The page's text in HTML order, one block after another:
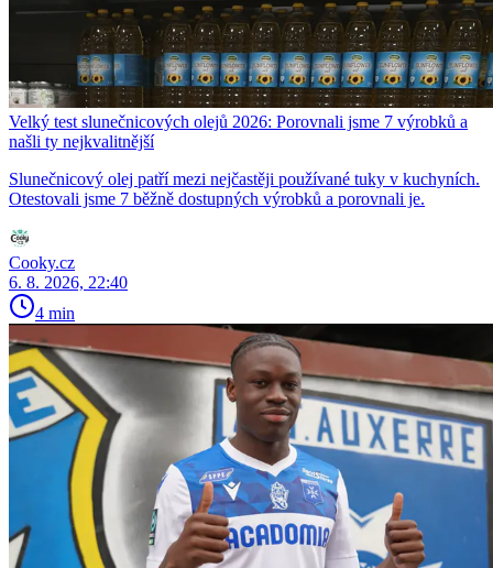
Velký test slunečnicových olejů 2026: Porovnali jsme 7 výrobků a
našli ty nejkvalitnější
Slunečnicový olej patří mezi nejčastěji používané tuky v kuchyních.
Otestovali jsme 7 běžně dostupných výrobků a porovnali je.
Cooky.cz
6. 8. 2026, 22:40
4 min